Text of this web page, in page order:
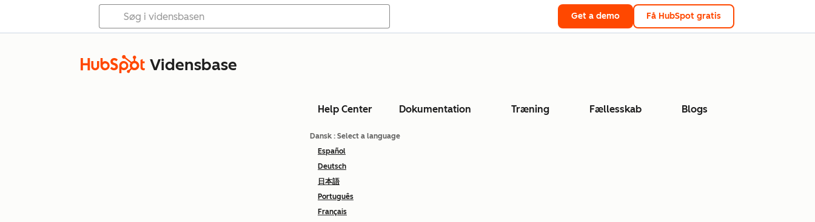
Get a demo Få HubSpot gratis
Vidensbase
Help Center Dokumentation Træning Fællesskab Blogs
Dansk : Select a language
Español
Deutsch
日本語
Português
Français